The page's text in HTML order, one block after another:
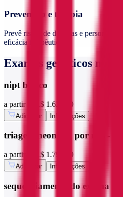
Prevenção e terapia
Prevê riscos de doenças e personaliza
eficácia terapêutica.
Exames genéticos mais
nipt básico
a partir de R$ 1.620,00
Adicionar Informações
triagem neonatal por ngs -
a partir de R$ 1.790,00
Adicionar Informações
sequenciamento do exoma